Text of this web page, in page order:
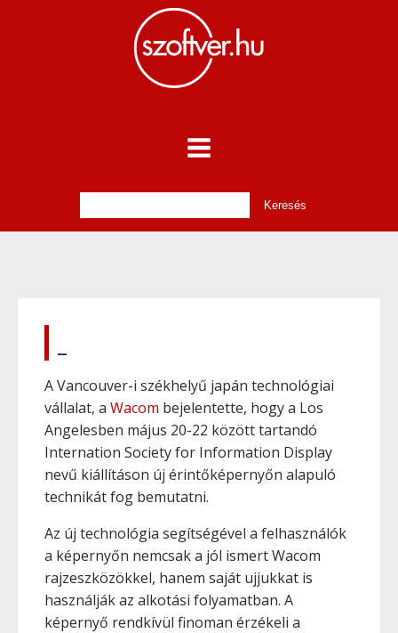
A Vancouver-i székhelyű japán technológiai
vállalat, a Wacom bejelentette, hogy a Los
Angelesben május 20-22 között tartandó
Internation Society for Information Display
nevű kiállításon új érintőképernyőn alapuló
technikát fog bemutatni.
Az új technológia segítségével a felhasználók
a képernyőn nemcsak a jól ismert Wacom
rajzeszközökkel, hanem saját ujjukkat is
használják az alkotási folyamatban. A
képernyő rendkívül finoman érzékeli a